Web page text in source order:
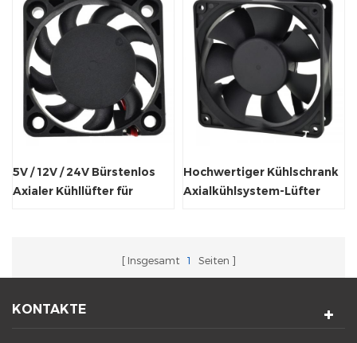
5V / 12V / 24V Bürstenlos
Axialer Kühllüfter für
Hochwertiger Kühlschrank
Axialkühlsystem-Lüfter
Insgesamt 1 Seiten
KONTAKTE